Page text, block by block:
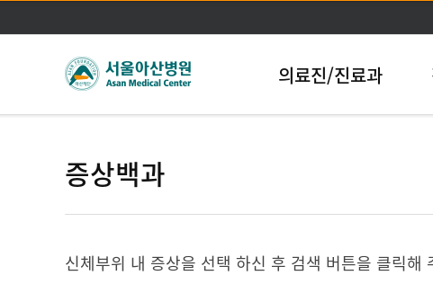
의료진/진료과
증상백과
신체부위 내 증상을 선택 하신 후 검색 버튼을 클릭해